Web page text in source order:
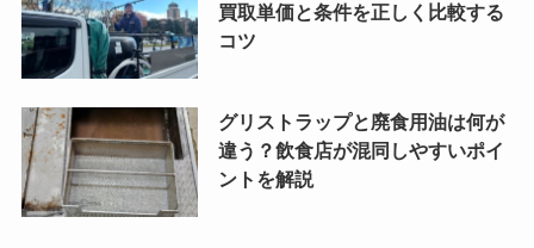
買取単価と条件を正しく比較する
コツ
グリストラップと廃食用油は何が
違う？飲食店が混同しやすいポイ
ントを解説